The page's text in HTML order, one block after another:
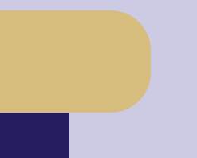
تخطى
إلى
المحتوى